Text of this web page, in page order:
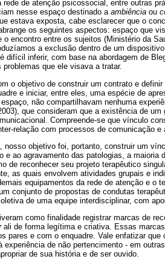
rede de atenção psicossocial, entre outras
nesse espaço destinado a ambiência ou
estava exposta, cabe esclarecer que o
os seguintes aspectos: espaço que
o encontro entre os sujeitos (Ministério da
a exclusão dentro de um
difícil inferir, com base na abordagem de
que ele visava a tratar.
o objetivo de construir um contrato e
e iniciar, entre eles, uma espécie de
não compartilhavam nenhuma
que consideram que a existência de
Compreende-se que vínculo
relação com processos de comunicação
nosso objetivo foi, portanto, construir um
e ao agravamento das patologias, a maioria
de reconhecer seu projeto terapêutico
as quais envolvem atividades grupais e
equipamentos da rede de atenção e o
conjunto de propostas de condutas
de uma equipe interdisciplinar, com
como finalidade registrar marcas de
ali de forma legítima e criativa. Essas
pares e com o enquadre. Vale enfatizar
experiência de não pertencimento - em
de sua história e de ser ouvido.